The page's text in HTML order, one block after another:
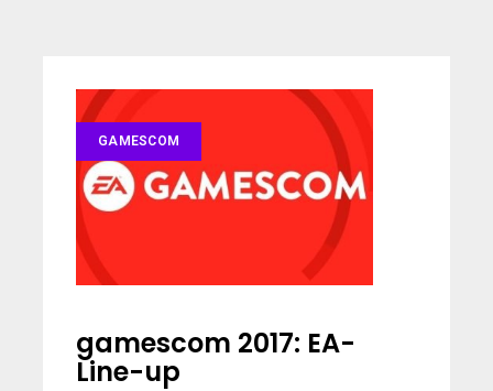
GAMESCOM
gamescom 2017: EA-
Line-up